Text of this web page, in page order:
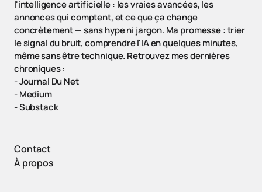
l'intelligence artificielle : les vraies avancées, les
annonces qui comptent, et ce que ça change
concrètement — sans hype ni jargon. Ma promesse : trier
le signal du bruit, comprendre l'IA en quelques minutes,
même sans être technique. Retrouvez mes dernières
chroniques :
-Journal Du Net
-Medium
-Substack
Contact
À propos